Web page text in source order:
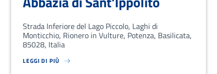
Strada Inferiore del Lago Piccolo, Laghi di
Monticchio, Rionero in Vulture, Potenza, Basilicata,
85028, Italia
LEGGI DI PIÙ
SU LOREM IPSUM DOLOR SIT AMET, CONSECTETUR ADIPISCING